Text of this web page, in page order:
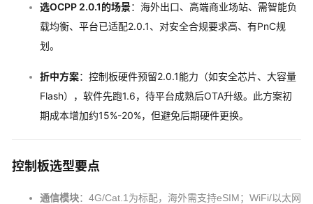
选OCPP 2.0.1的场景：海外出口、高端商业场站、需智能负
载均衡、平台已适配2.0.1、对安全合规要求高、有PnC规
划。
折中方案：控制板硬件预留2.0.1能力（如安全芯片、大容量
Flash），软件先跑1.6，待平台成熟后OTA升级。此方案初
期成本增加约15%-20%，但避免后期硬件更换。
控制板选型要点
通信模块：4G/Cat.1为标配，海外需支持eSIM；WiFi/以太网